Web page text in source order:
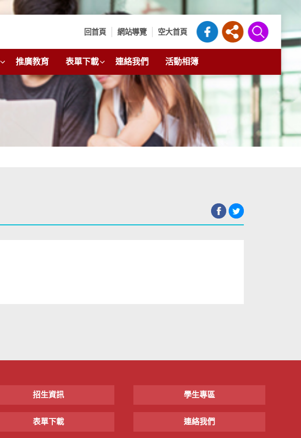
回首頁
網站導覽 空大首頁
推廣教育 表單下載 連絡我們 活動相簿
招生資訊 學生專區
表單下載 連絡我們